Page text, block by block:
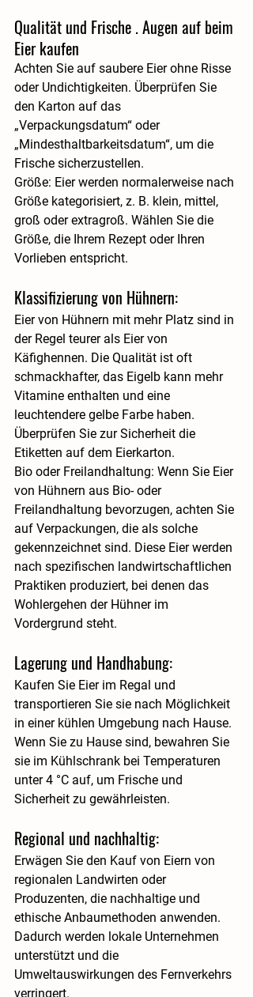
Qualität und Frische . Augen auf beim
Eier kaufen
Achten Sie auf saubere Eier ohne Risse
oder Undichtigkeiten. Überprüfen Sie
den Karton auf das
„Verpackungsdatum“ oder
„Mindesthaltbarkeitsdatum“, um die
Frische sicherzustellen.
Größe: Eier werden normalerweise nach
Größe kategorisiert, z. B. klein, mittel,
groß oder extragroß. Wählen Sie die
Größe, die Ihrem Rezept oder Ihren
Vorlieben entspricht.
Klassifizierung von Hühnern:
Eier von Hühnern mit mehr Platz sind in
der Regel teurer als Eier von
Käfighennen. Die Qualität ist oft
schmackhafter, das Eigelb kann mehr
Vitamine enthalten und eine
leuchtendere gelbe Farbe haben.
Überprüfen Sie zur Sicherheit die
Etiketten auf dem Eierkarton.
Bio oder Freilandhaltung: Wenn Sie Eier
von Hühnern aus Bio- oder
Freilandhaltung bevorzugen, achten Sie
auf Verpackungen, die als solche
gekennzeichnet sind. Diese Eier werden
nach spezifischen landwirtschaftlichen
Praktiken produziert, bei denen das
Wohlergehen der Hühner im
Vordergrund steht.
Lagerung und Handhabung:
Kaufen Sie Eier im Regal und
transportieren Sie sie nach Möglichkeit
in einer kühlen Umgebung nach Hause.
Wenn Sie zu Hause sind, bewahren Sie
sie im Kühlschrank bei Temperaturen
unter 4 °C auf, um Frische und
Sicherheit zu gewährleisten.
Regional und nachhaltig:
Erwägen Sie den Kauf von Eiern von
regionalen Landwirten oder
Produzenten, die nachhaltige und
ethische Anbaumethoden anwenden.
Dadurch werden lokale Unternehmen
unterstützt und die
Umweltauswirkungen des Fernverkehrs
verringert.